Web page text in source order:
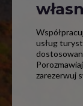
usług
zarezerwuj